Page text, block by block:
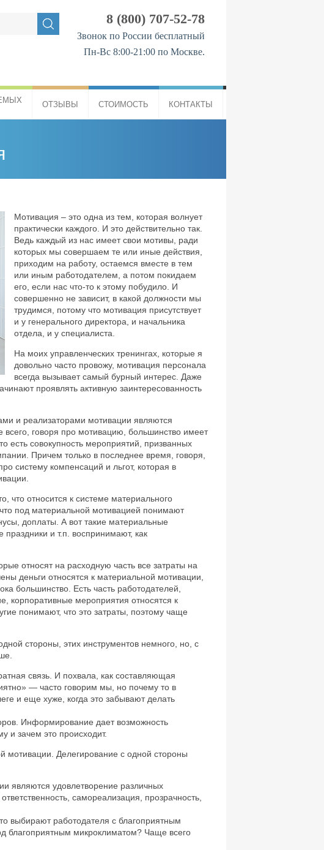
8 (800) 707-52-78
Звонок по России бесплатный
Пн-Вс 8:00-21:00 по Москве.
ОТЗЫВЫ СТОИМОСТЬ КОНТАКТЫ
Мотивация – это одна из тем, которая волнует
практически каждого. И это действительно так.
Ведь каждый из нас имеет свои мотивы, ради
которых мы совершаем те или иные действия,
приходим на работу, остаемся вместе в тем
или иным работодателем, а потом покидаем
его, если нас что-то к этому побудило. И
совершенно не зависит, в какой должности мы
трудимся, потому что мотивация присутствует
и у генерального директора, и начальника
отдела, и у специалиста.
На моих управленческих тренингах, которые я
довольно часто провожу, мотивация персонала
всегда вызывает самый бурный интерес. Даже
проявлять активную заинтересованность
и реализаторами мотивации являются
говоря про мотивацию, большинство имеет
есть совокупность мероприятий, призванных
Причем только в последнее время, говоря,
систему компенсаций и льгот, которая в
что относится к системе материального
под материальной мотивацией понимают
доплаты. А вот такие материальные
и т.п. воспринимают, как
относят на расходную часть все затраты на
деньги относятся к материальной мотивации,
большинство. Есть часть работодателей,
корпоративные мероприятия относятся к
понимают, что это затраты, поэтому чаще
стороны, этих инструментов немного, но, с
связь. И похвала, как составляющая
— часто говорим мы, но почему то в
и еще хуже, когда это забывают делать
Информирование дает возможность
и зачем это происходит.
мотивации. Делегирование с одной стороны
являются удовлетворение различных
самореализация, прозрачность,
выбирают работодателя с благоприятным
благоприятным микроклиматом? Чаще всего